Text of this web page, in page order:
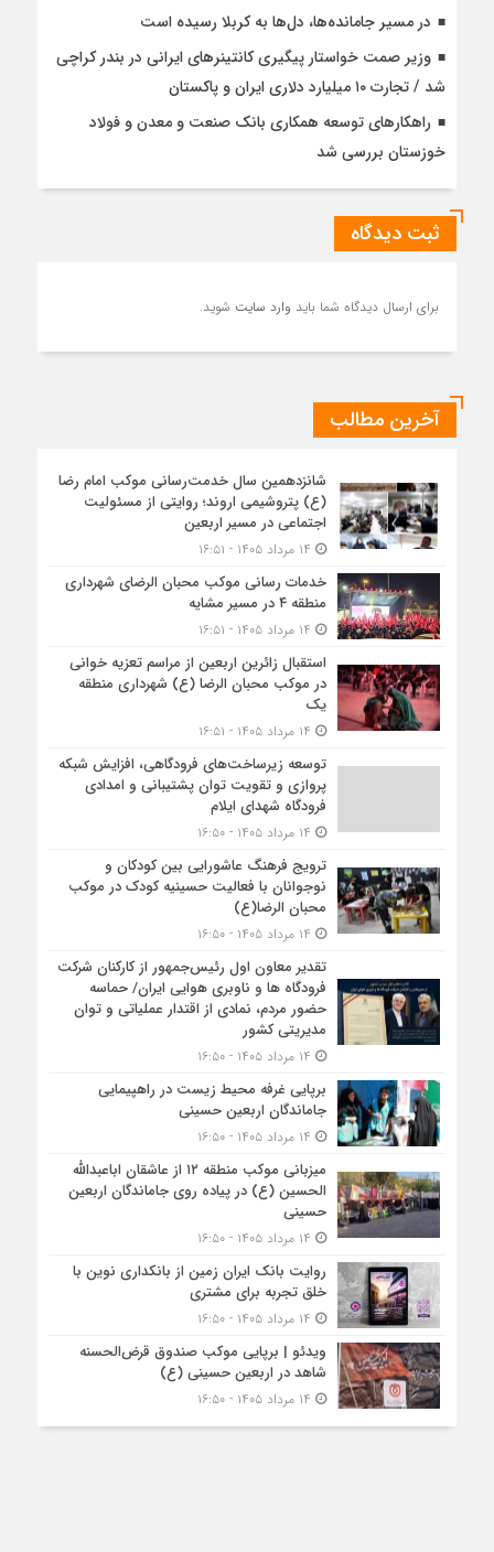
در مسیر جا‌مانده‌ها، دل‌ها به کربلا رسیده است
وزیر صمت خواستار پیگیری کانتینرهای ایرانی در بندر کراچی
شد / تجارت ۱۰ میلیارد دلاری ایران و پاکستان
راهکارهای توسعه همکاری بانک صنعت و معدن و فولاد
خوزستان بررسی شد
ثبت دیدگاه
برای ارسال دیدگاه شما باید وارد سایت شوید.
آخرین مطالب
شانزدهمین سال خدمت‌رسانی موکب امام رضا
(ع) پتروشیمی اروند؛ روایتی از مسئولیت
اجتماعی در مسیر اربعین
خدمات رسانی موکب محبان الرضای شهرداری
منطقه ۴ در مسیر مشایه
استقبال زائرین اربعین از مراسم تعزیه خوانی
در موکب محبان الرضا (ع) شهرداری منطقه
یک
توسعه زیرساخت‌های فرودگاهی، افزایش شبکه
پروازی و تقویت توان پشتیبانی و امدادی
فرودگاه شهدای ایلام
ترویج فرهنگ عاشورایی بین کودکان و
نوجوانان با فعالیت حسینیه کودک در موکب
محبان الرضا(ع)
تقدیر معاون اول رئیس‌جمهور از کارکنان شرکت
فرودگاه ها و ناوبری هوایی ایران/ حماسه
حضور مردم، نمادی از اقتدار عملیاتی و توان
مدیریتی کشور
برپایی غرفه محیط زیست در راهپیمایی
جاماندگان اربعین حسینی
میزبانی موکب منطقه ۱۲ از عاشقان اباعبدالله
الحسین (ع) در پیاده روی جاماندگان اربعین
حسینی
روایت بانک ایران زمین از بانکداری نوین با
خلق تجربه برای مشتری
ویدئو | برپایی موکب صندوق قرض‌الحسنه
شاهد در اربعین حسینی (ع)